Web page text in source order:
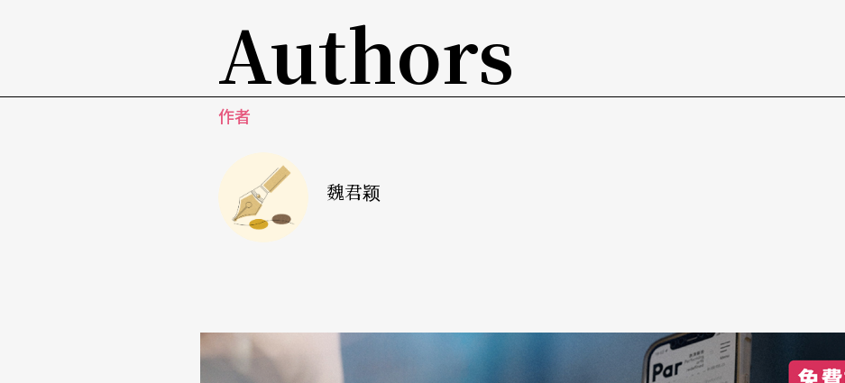
舞者在舞台上与管弦乐团、编舞家共同合作。
呼应了前年在英国爆发的暴动，同时也探索祭典、仪式和暴动间的关系。作品名
称巧妙地运用了英语的谐音与双关，「祭礼」和「暴动」在一百年前的首演夜同时上演；而新作
的制作，看当代编舞家与一世纪前的舞蹈和音乐遥遥相望，以新作品相互对话与应和，亦有历史
Authors
作者
魏君颖